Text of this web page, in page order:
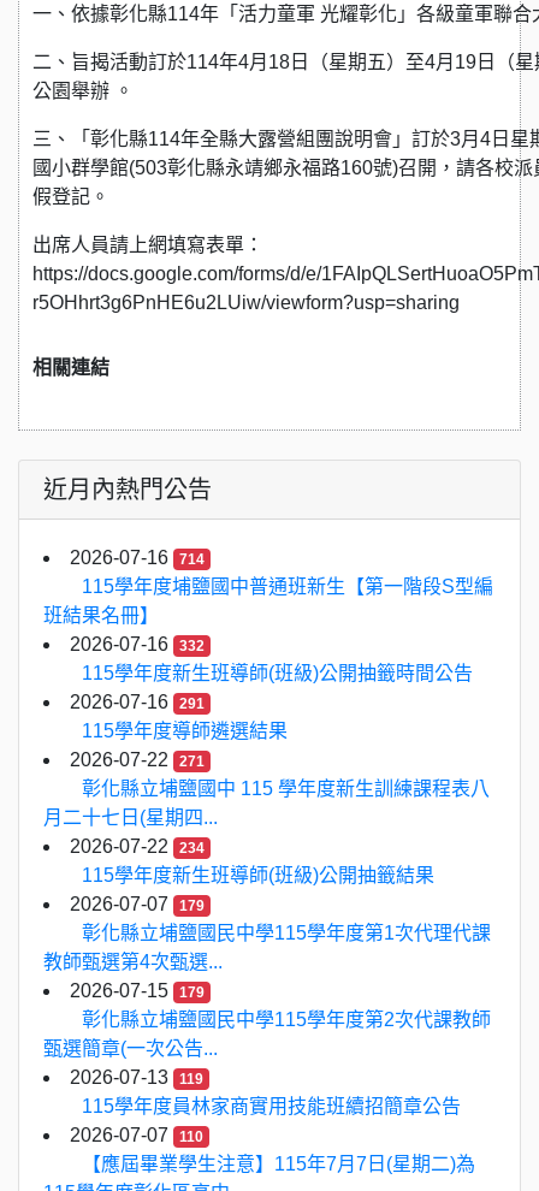
一、依據彰化縣114年「活力童軍 光耀彰化」各級童軍聯合
二、旨揭活動訂於114年4月18日（星期五）至4月19日（
公園舉辦 。
三、「彰化縣114年全縣大露營組團說明會」訂於3月4日星
國小群學館(503彰化縣永靖鄉永福路160號)召開，請各校
假登記。
出席人員請上網填寫表單：
https://docs.google.com/forms/d/e/
r5OHhrt3g6PnHE6u2LUiw/viewform?usp=sharing
相關連結
近月內熱門公告
2026-07-16 714
115學年度埔鹽國中普通班新生【第一階段S型編
班結果名冊】
2026-07-16
332
115學年度新生班導師(班級)公開抽籤時間公告
2026-07-16
291
115學年度導師遴選結果
2026-07-22
271
彰化縣立埔鹽國中 115 學年度新生訓練課程表八
月二十七日(星期四...
2026-07-22
234
115學年度新生班導師(班級)公開抽籤結果
2026-07-07
179
彰化縣立埔鹽國民中學115學年度第1次代理代課
教師甄選第4次甄選...
2026-07-15
179
彰化縣立埔鹽國民中學115學年度第2次代課教師
甄選簡章(一次公告...
2026-07-13
119
115學年度員林家商實用技能班續招簡章公告
2026-07-07
110
【應屆畢業學生注意】115年7月7日(星期二)為